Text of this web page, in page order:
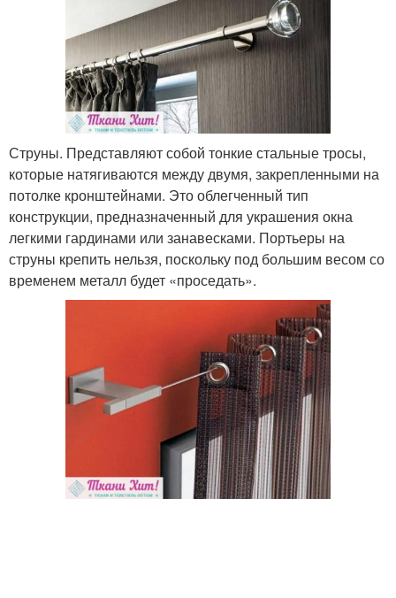
Струны. Представляют собой тонкие стальные тросы,
которые натягиваются между двумя, закрепленными на
потолке кронштейнами. Это облегченный тип
конструкции, предназначенный для украшения окна
легкими гардинами или занавесками. Портьеры на
струны крепить нельзя, поскольку под большим весом со
временем металл будет «проседать».